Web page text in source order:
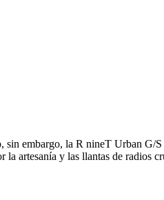
embargo, la R nineT Urban
artesanía y las llantas de radios